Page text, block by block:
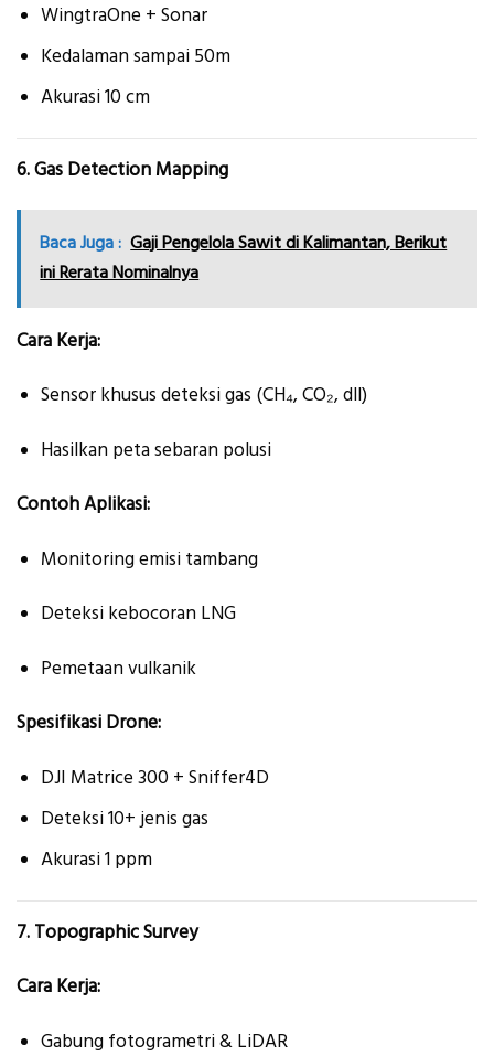
WingtraOne + Sonar
Kedalaman sampai 50m
Akurasi 10 cm
6. Gas Detection Mapping
Baca Juga : Gaji Pengelola Sawit di Kalimantan, Berikut
ini Rerata Nominalnya
Cara Kerja:
Sensor khusus deteksi gas (CH₄, CO₂, dll)
Hasilkan peta sebaran polusi
Contoh Aplikasi:
Monitoring emisi tambang
Deteksi kebocoran LNG
Pemetaan vulkanik
Spesifikasi Drone:
DJI Matrice 300 + Sniffer4D
Deteksi 10+ jenis gas
Akurasi 1 ppm
7. Topographic Survey
Cara Kerja:
Gabung fotogrametri & LiDAR